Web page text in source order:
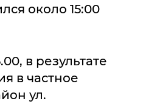
около 15:00
в результате
в частное
ул.